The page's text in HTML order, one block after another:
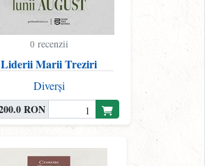
0 recenzii
Liderii Marii Treziri
Diverși
RON